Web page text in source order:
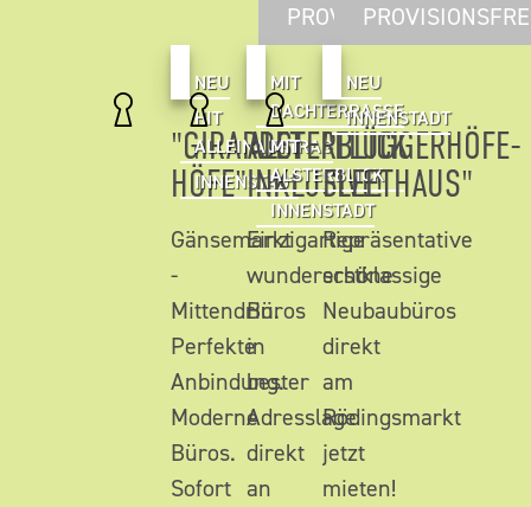
NEU
HIT
ALLEINAUFTRAG
INNENSTADT
"GIRARDET
HÖFE"
Gänsemarkt
-
Mittendrin.
Perfekte
Anbindung.
Moderne
Büros.
Sofort
PROVISIONSFREI
MIT
DACHTERRASSE
MIT
ALSTERBLICK
INNENSTADT
ALSTERBLICK
INKLUSIVE!
Einzigartige
wunderschöne
Büros
in
bester
Adresslage
direkt
an
NEU
INNENSTADT
"FLÜGGERHÖFE-
FLEETHAUS"
Repräsentative
erstklassige
Neubaubüros
direkt
am
Rödingsmarkt
jetzt
mieten!